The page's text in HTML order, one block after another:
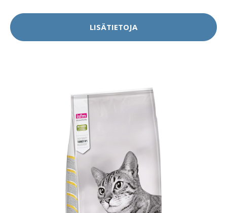
LISÄTIETOJA